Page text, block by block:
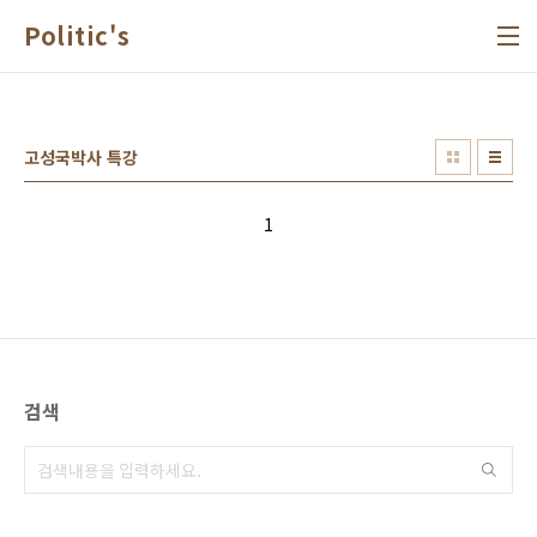
Politic's
고성국박사 특강
1
검색